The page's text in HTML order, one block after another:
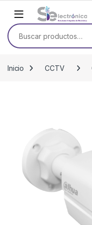
Skip to navigation
Skip to content
Buscar por:
Inicio CCTV